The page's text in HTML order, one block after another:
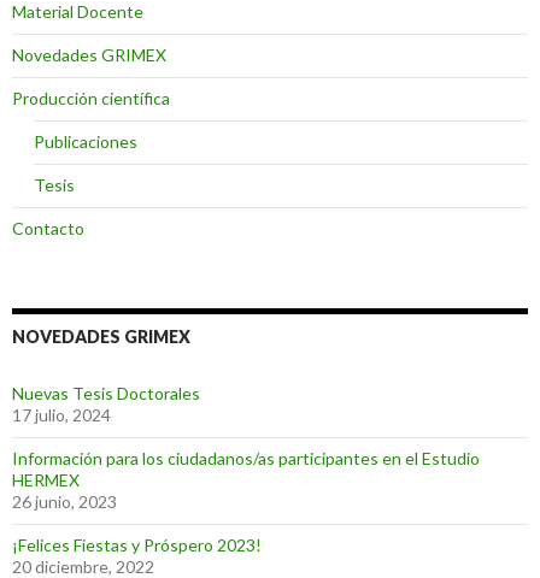
Material Docente
Novedades GRIMEX
Producción científica
Publicaciones
Tesis
Contacto
NOVEDADES GRIMEX
Nuevas Tesis Doctorales
17 julio, 2024
Información para los ciudadanos/as participantes en el Estudio
HERMEX
26 junio, 2023
¡Felices Fiestas y Próspero 2023!
20 diciembre, 2022